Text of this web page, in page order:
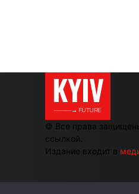
KYIV
———→ FUTURE
© Все права
ссылкой.
Издание входит в